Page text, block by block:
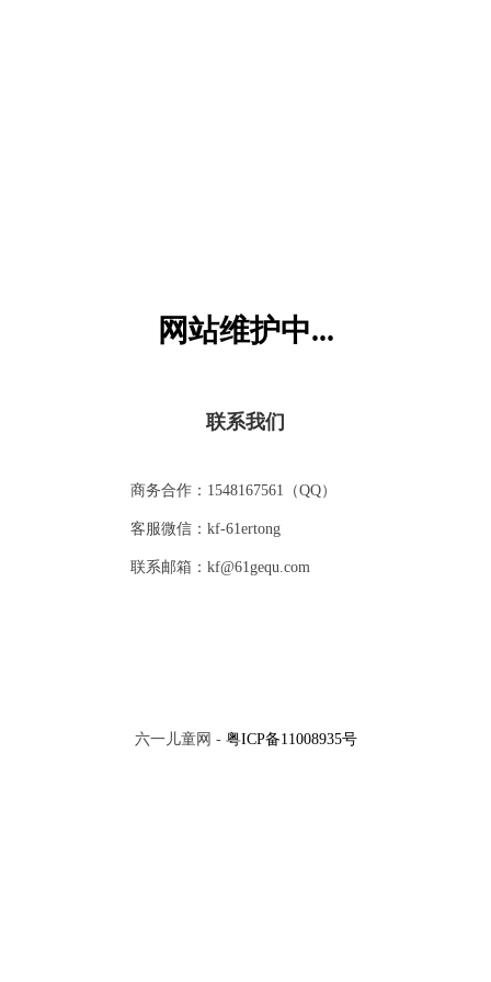
网站维护中...
联系我们
商务合作：1548167561（QQ）
客服微信：kf-61ertong
联系邮箱：kf@61gequ.com
六一儿童网 - 粤ICP备11008935号